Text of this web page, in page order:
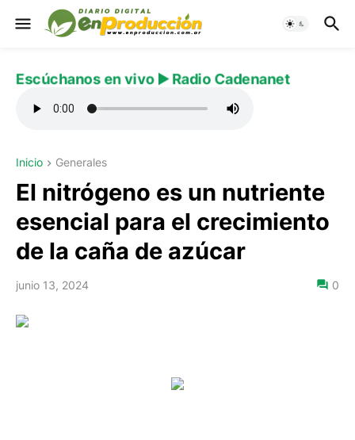
Escúchanos en vivo ▶️ Radio Cadenanet
Inicio Generales
El nitrógeno es un nutriente
esencial para el crecimiento
de la caña de azúcar
junio 13, 2024 0